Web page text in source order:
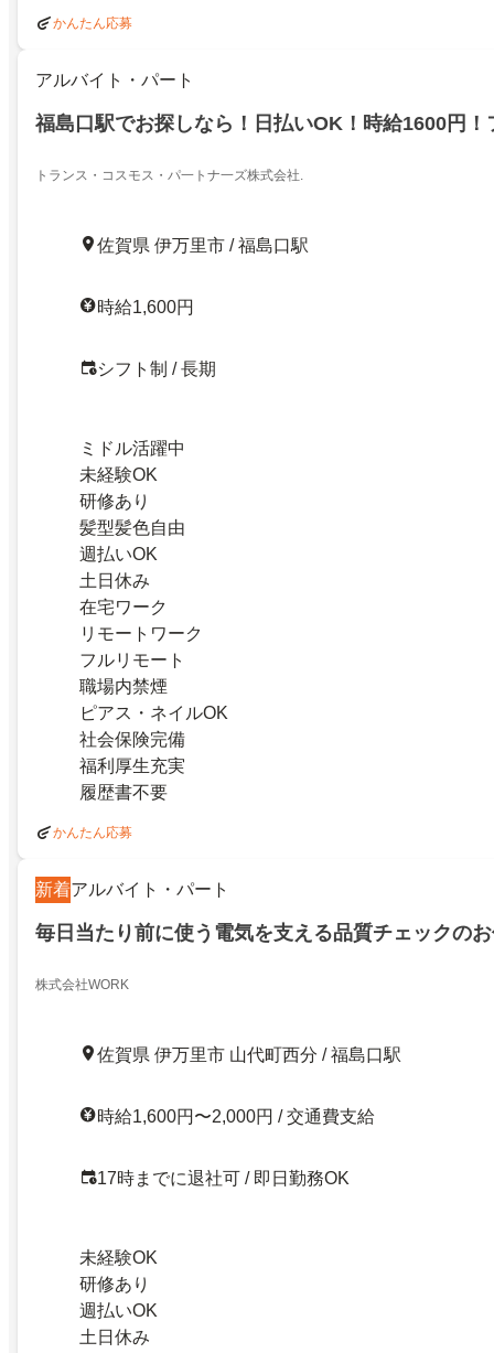
かんたん応募
アルバイト・パート
福島口駅でお探しなら！日払いOK！時給1600円！
トランス・コスモス・パ一トナ一ズ株式会社.
佐賀県 伊万里市 / 福島口駅
時給1,600円
シフト制 / 長期
ミドル活躍中
未経験OK
研修あり
髪型髪色自由
週払いOK
土日休み
在宅ワーク
リモートワーク
フルリモート
職場内禁煙
ピアス・ネイルOK
社会保険完備
福利厚生充実
履歴書不要
かんたん応募
新着アルバイト・パート
毎日当たり前に使う電気を支える品質チェックの
株式会社WORK
佐賀県 伊万里市 山代町西分 / 福島口駅
時給1,600円〜2,000円 / 交通費支給
17時までに退社可 / 即日勤務OK
未経験OK
研修あり
週払いOK
土日休み